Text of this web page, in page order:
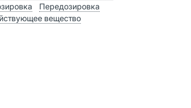
Передозировка
вещество